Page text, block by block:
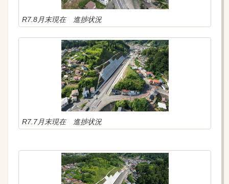
R7.8月末現在 進捗状況
R7.7月末現在 進捗状況